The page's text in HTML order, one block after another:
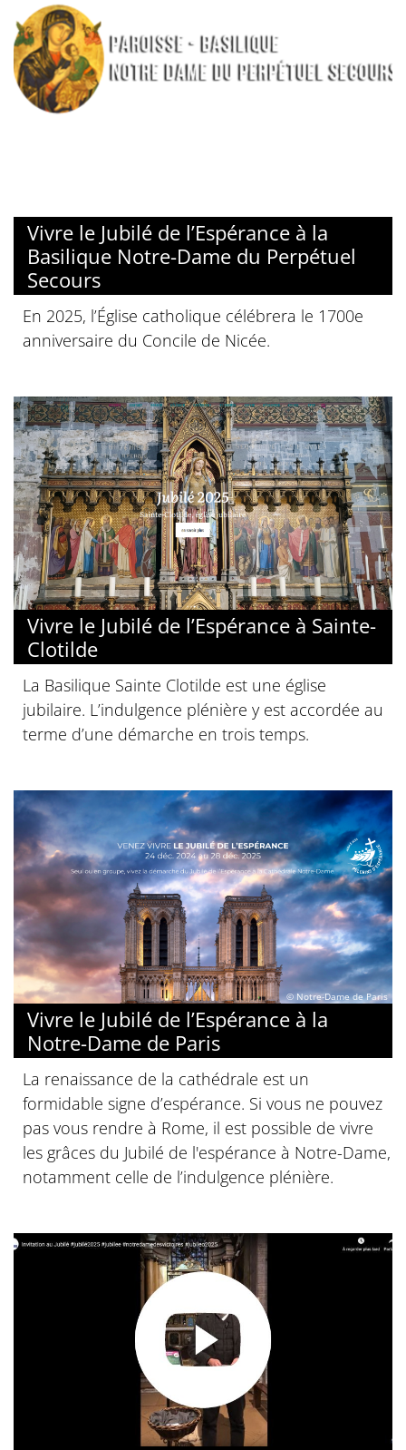
Vivre le Jubilé de l’Espérance à la
Basilique Notre-Dame du Perpétuel
Secours
En 2025, l’Église catholique célébrera le 1700e
anniversaire du Concile de Nicée.
Vivre le Jubilé de l’Espérance à Sainte-
Clotilde
La Basilique Sainte Clotilde est une église
jubilaire. L’indulgence plénière y est accordée au
terme d’une démarche en trois temps.
© Notre-Dame de Paris
Vivre le Jubilé de l’Espérance à la
Notre-Dame de Paris
La renaissance de la cathédrale est un
formidable signe d’espérance. Si vous ne pouvez
pas vous rendre à Rome, il est possible de vivre
les grâces du Jubilé de l'espérance à Notre-Dame,
notamment celle de l’indulgence plénière.